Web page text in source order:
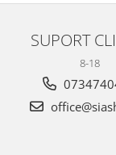
SUPORT
8-18